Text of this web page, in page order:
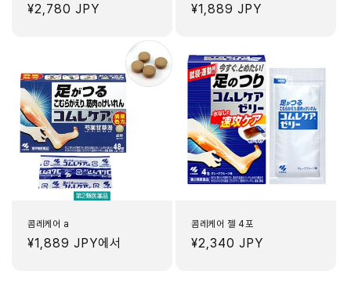
정
¥2,780 JPY
정
¥1,889 JPY
콤레케어 a
정
¥1,889 JPY에서
콤레케어 젤 4포
정
¥2,340 JPY